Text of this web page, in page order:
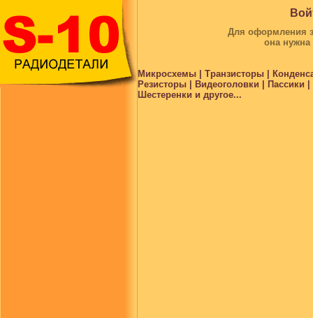
Для оформления
она
Микросхемы | Транзисторы |
Резисторы | Видеоголовки |
Шестеренки и другое...